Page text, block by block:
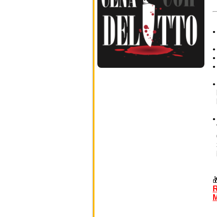
•
•
•
•
•
•